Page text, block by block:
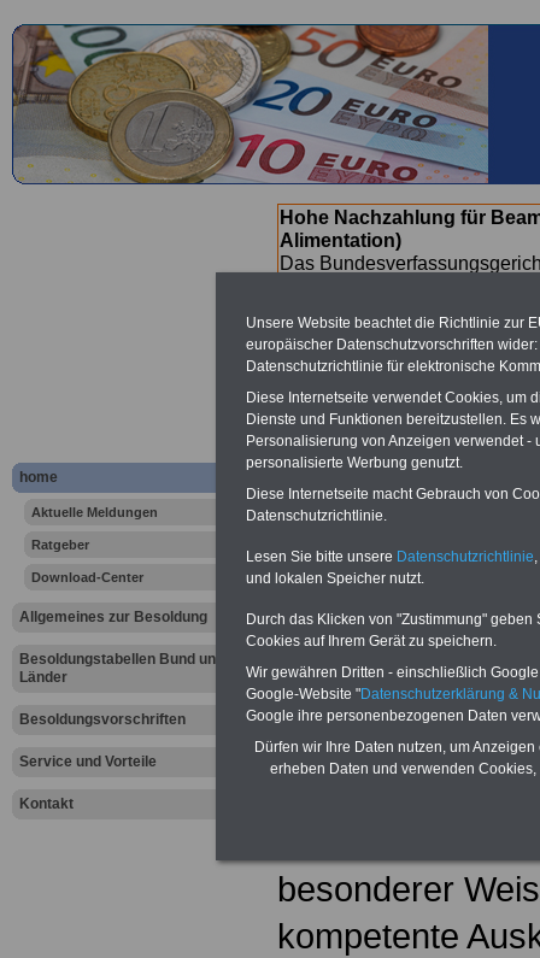
home
Aktuelle Meldungen
Ratgeber
Download-Center
Allgemeines zur Besoldung
Besoldungstabellen Bund und
Länder
Besoldungsvorschriften
Service und Vorteile
Kontakt
Hohe Nachzahlung für
Alimentation)
Das
(Beamte &
Nachzahlungen
Beamtezwischen mind.
SERVICE gibt hierzu eine
dem Beschluss des
wird (wahrscheinlich im
Broschüre.
Werbung mit Textlink:
250 Euro können Sie einen
Banner für drei Monate
Website eingeblendet wird.
ausfüllenoder eineE-Mail
besonderer
kompetente
Unsere Website beachtet die Richtlinie zur
europäischer Datenschutzvorschriften
Datenschutzrichtlinie für elektronische
Diese Internetseite verwendet Cookies, um
Dienste und Funktionen bereitzustellen. Es
Personalisierung von Anzeigen verwendet
personalisierte Werbung genutzt.
Diese Internetseite macht Gebrauch von
Datenschutzrichtlinie.
Lesen Sie bitte unsere Datenschutzrichtlinie
und lokalen Speicher nutzt.
Durch das Klicken von "Zustimmung"
Cookies auf Ihrem Gerät zu speichern.
Wir gewähren Dritten - einschließlich
Google-Website "Datenschutzerklärung &
Google ihre personenbezogenen Daten
Dürfen wir Ihre Daten nutzen, um
erheben Daten und verwenden